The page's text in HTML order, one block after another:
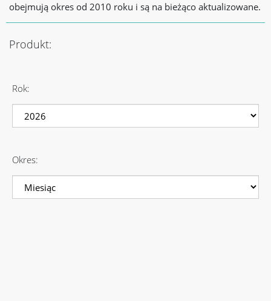
obejmują okres od 2010 roku i są na bieżąco aktualizowane.
Produkt:
Rok:
Okres: